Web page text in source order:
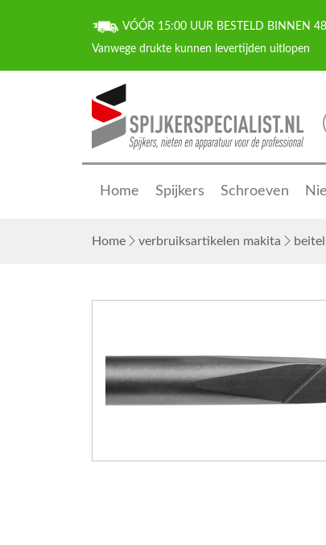
VÓÓR 15:00 UUR BESTELD BINNEN
Home Spijkers Schroeven
Home verbruiksartikelen makita